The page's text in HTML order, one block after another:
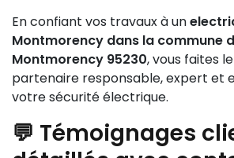
En confiant vos travaux à un
Montmorency dans la commune
Montmorency 95230, vous faites
partenaire responsable, expert et
votre sécurité électrique.
💬 Témoignages